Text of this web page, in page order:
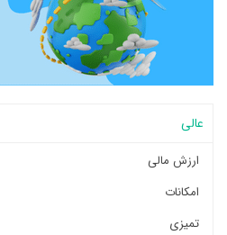
عالی
ارزش مالی
امکانات
تمیزی